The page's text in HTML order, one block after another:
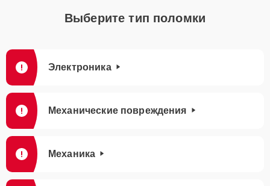
Выберите тип поломки
Электроника
Механические повреждения
Механика